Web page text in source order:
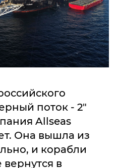
поток - 2"
Allseas
Она вышла из
и корабли
в